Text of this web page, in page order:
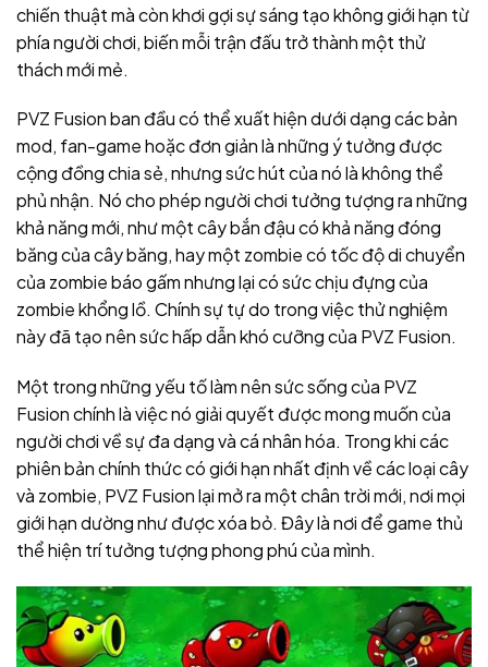
chiến thuật mà còn khơi gợi sự sáng tạo không giới hạn từ
phía người chơi, biến mỗi trận đấu trở thành một thử
thách mới mẻ.
PVZ Fusion ban đầu có thể xuất hiện dưới dạng các bản
mod, fan-game hoặc đơn giản là những ý tưởng được
cộng đồng chia sẻ, nhưng sức hút của nó là không thể
phủ nhận. Nó cho phép người chơi tưởng tượng ra những
khả năng mới, như một cây bắn đậu có khả năng đóng
băng của cây băng, hay một zombie có tốc độ di chuyển
của zombie báo gấm nhưng lại có sức chịu đựng của
zombie khổng lồ. Chính sự tự do trong việc thử nghiệm
này đã tạo nên sức hấp dẫn khó cưỡng của PVZ Fusion.
Một trong những yếu tố làm nên sức sống của PVZ
Fusion chính là việc nó giải quyết được mong muốn của
người chơi về sự đa dạng và cá nhân hóa. Trong khi các
phiên bản chính thức có giới hạn nhất định về các loại cây
và zombie, PVZ Fusion lại mở ra một chân trời mới, nơi mọi
giới hạn dường như được xóa bỏ. Đây là nơi để game thủ
thể hiện trí tưởng tượng phong phú của mình.